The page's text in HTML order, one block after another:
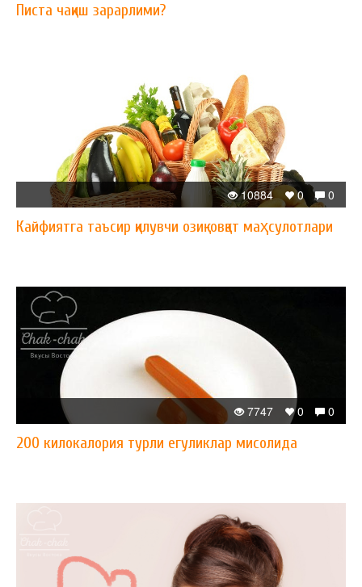
Писта чақиш зарарлими?
0
0
10884
Кайфиятга таъсир қилувчи озиқ-овқат маҳсулотлари
0
0
7747
200 килокалория турли егуликлар мисолида